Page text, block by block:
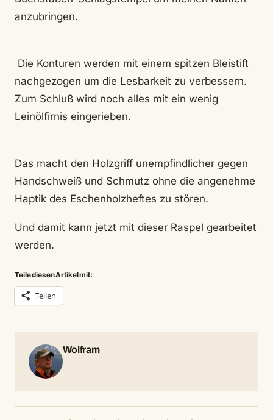
anzubringen.
Die Konturen werden mit einem spitzen Bleistift
nachgezogen um die Lesbarkeit zu verbessern.
Zum Schluß wird noch alles mit ein wenig
Leinölfirnis eingerieben.
Das macht den Holzgriff unempfindlicher gegen
Handschweiß und Schmutz ohne die angenehme
Haptik des Eschenholzheftes zu stören.
Und damit kann jetzt mit dieser Raspel gearbeitet
werden.
Teile diesen Artikel mit:
Teilen
Wolfram